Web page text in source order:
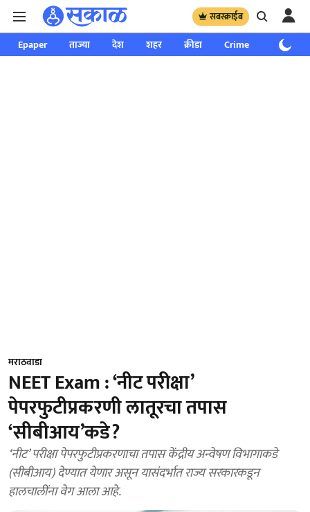
सबस्क्राईब
Epaper ताज्या देश शहर क्रीडा Crime साप्ताहिक
मराठवाडा
NEET Exam : ‘नीट परीक्षा’
पेपरफुटीप्रकरणी लातूरचा तपास
‘सीबीआय’कडे?
‘नीट’ परीक्षा पेपरफुटीप्रकरणाचा तपास केंद्रीय अन्वेषण विभागाकडे
(सीबीआय) देण्यात येणार असून यासंदर्भात राज्य सरकारकडून
हालचालींना वेग आला आहे.